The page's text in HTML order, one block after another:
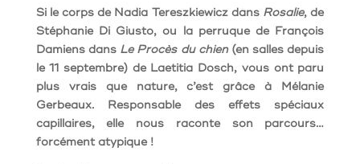
Si le corps de Nadia Tereszkiewicz dans Rosalie, de
Stéphanie Di Giusto, ou la perruque de François
Damiens dans Le Procès du chien(en salles depuis
le 11 septembre) de Laetitia Dosch, vous ont paru
plus vrais que nature, c’est grâce à Mélanie
Gerbeaux. Responsable des effets spéciaux
capillaires, elle nous raconte son parcours…
forcément atypique !